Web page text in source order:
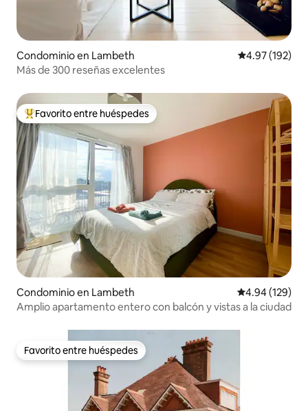
Condominio en Lambeth Calificación
4.97 (192)
Más de 300 reseñas excelentes
De los mejores en Favorito entre huéspedes
Favorito entre huéspedes
Condominio en Lambeth Calificación
4.94 (129)
Amplio apartamento entero con balcón y vistas a la ciudad
Favorito entre huéspedes
Favorito entre huéspedes